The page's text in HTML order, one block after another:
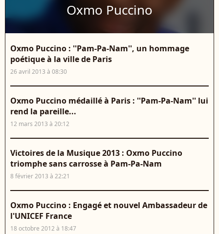
Oxmo Puccino
Oxmo Puccino : ''Pam-Pa-Nam'', un hommage
poétique à la ville de Paris
26 avril 2013 à 08:30
Oxmo Puccino médaillé à Paris : ''Pam-Pa-Nam'' lui
rend la pareille...
12 mars 2013 à 20:12
Victoires de la Musique 2013 : Oxmo Puccino
triomphe sans carrosse à Pam-Pa-Nam
8 février 2013 à 22:21
Oxmo Puccino : Engagé et nouvel Ambassadeur de
l'UNICEF France
18 octobre 2012 à 18:47